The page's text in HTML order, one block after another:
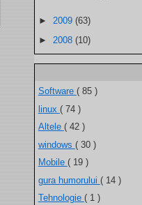
► 2009 (63)
► 2008 (10)
Software ( 85 )
linux ( 74 )
Altele ( 42 )
windows ( 30 )
Mobile ( 19 )
gura humorului ( 14 )
Tehnologie ( 1 )